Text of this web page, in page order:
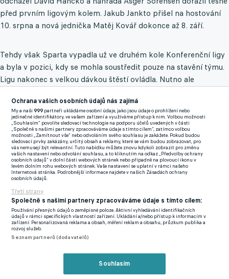
před prvním ligovým kolem. Jakub Jankto přišel na hostování
10. srpna a nová jednička Matěj Kovář dokonce až 8. září.
Tehdy však Sparta vypadla už ve druhém kole Konferenční ligy
a byla v pozici, kdy se mohla soustředit pouze na stavění týmu.
Ligu nakonec s velkou dávkou štěstí ovládla. Nutno ale
kondici než nyní.
Dnes je liga, ale i Sparta jinde. Respektive zvykla si na jiné
měřítko. Ještě nedávno chtěla být konkurenceschopná v Lize
mistrů, tudíž projít předkoly nejméně kredibilní soutěže v rámci
UEFA je už povinností, kterou musí Priske zvládnout.
Dokáže to ovšem v těchto podmínkách, kdy se vlastně zatím
neví, na kom má Sparta model 2025/26 stát?
Slavia má díky hotovému kádru a postupu do ligové fáze
Champions League o tyto starosti méně, přesto do ligy
vstoupila nepřesvědčivě. Lepší termín by možná zněl
bohorovně. Jinak si situaci u první inkasované branky nelze
Reklama
Ochrana vašich osobních údajů nás zajímá
My a naši999 partneři ukládáme osobní údaje, jako jsou údaje o prohlížení nebo
jedinečné identifikátory, ve vašem zařízení a využíváme přístup k nim. Volbou možnosti
„Souhlasím“ povolíte sledovací technologie na podporu účelů uvedených v části
„Společně s našimi partnery zpracováváme údaje s tímto cílem“, zatímco volbou
možnosti „Zamítnout vše“ nebo odvoláním svého souhlasu je zakážete. Pokud budou
sledovací prvky zakázány, určitý obsah a reklamy, které se vám budou zobrazovat, pro
vás nemusejí být relevantní. Tuto nabídku můžete znovu kdykoli zobrazit pro změnu
vašich nastavení nebo odvolání souhlasu, a to kliknutím na odkaz „Předvolby ochrany
osobních údajů“ v dolní části webových stránek nebo případně na plovoucí ikonu v
levém dolním rohu webových stránek. Vaše nastavení se uplatní v rámci našeho
Internetová stránka. Podrobnější informace najdete v našich Zásadách ochrany
osobních údajů.
Třetí strany
Společně s našimi partnery zpracováváme údaje s tímto cílem:
Používání přesných údajů o zeměpisné poloze. Aktivní vyhledávání identifikačních
údajů v rámci specifických vlastností zařízení. Ukládání a/nebo přístup k informacím v
zařízení. Personalizovaná reklama a obsah, měření reklam a obsahu, průzkum publika a
rozvoj služeb.
Seznam partnerů (dodavatelů)
Souhlasím